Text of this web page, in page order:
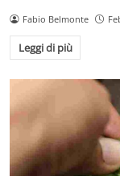
Fabio Belmonte
Leggi di più